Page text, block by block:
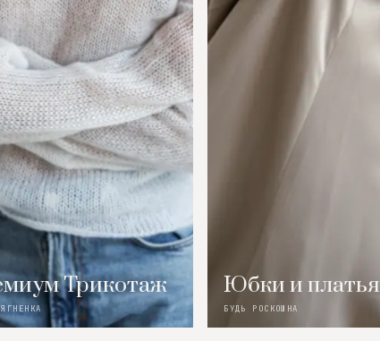
Трикотаж Юбки и платья
БУДЬ РОСКОШНА